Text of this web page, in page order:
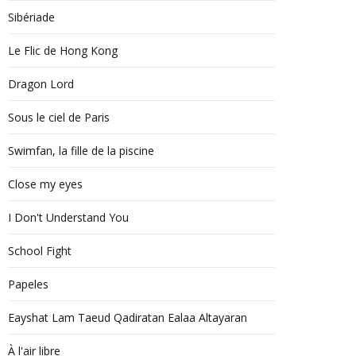
Sibériade
Le Flic de Hong Kong
Dragon Lord
Sous le ciel de Paris
Swimfan, la fille de la piscine
Close my eyes
I Don't Understand You
School Fight
Papeles
Eayshat Lam Taeud Qadiratan Ealaa Altayaran
À l'air libre